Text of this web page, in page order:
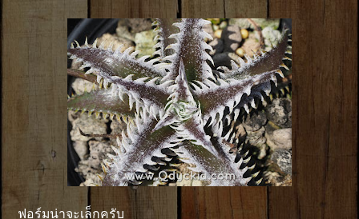
ฟอร์มน่าจะเล็กครับ